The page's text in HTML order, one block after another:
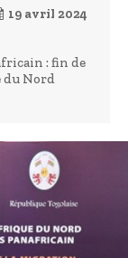
19 avril 2024
: fin de
du Nord